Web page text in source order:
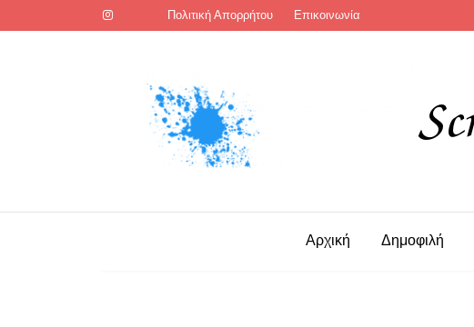
to
Πολιτική Απορρήτου Επικοινωνία
Αρχική Δημοφιλή